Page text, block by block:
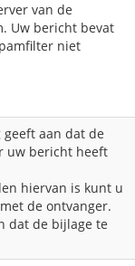
van de
Uw bericht bevat
niet
aan dat de
uw bericht heeft
hiervan is kunt u
de ontvanger.
dat de bijlage te